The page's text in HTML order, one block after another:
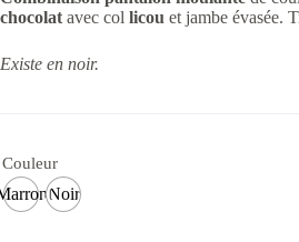
chocolat avec col licou et jambe évasée.
Existe en noir.
Couleur
Noir